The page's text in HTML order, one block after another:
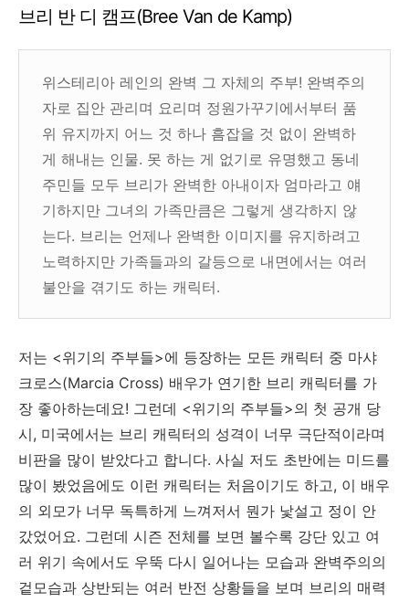
브리 반 디 캠프(Bree Van de Kamp)
위스테리아 레인의 완벽 그 자체의 주부! 완벽주의
자로 집안 관리며 요리며 정원가꾸기에서부터 품
위 유지까지 어느 것 하나 흠잡을 것 없이 완벽하
게 해내는 인물. 못 하는 게 없기로 유명했고 동네
주민들 모두 브리가 완벽한 아내이자 엄마라고 얘
기하지만 그녀의 가족만큼은 그렇게 생각하지 않
는다. 브리는 언제나 완벽한 이미지를 유지하려고
노력하지만 가족들과의 갈등으로 내면에서는 여러
불안을 겪기도 하는 캐릭터.
저는 <위기의 주부들>에 등장하는 모든 캐릭터 중 마샤
크로스(Marcia Cross) 배우가 연기한 브리 캐릭터를 가
장 좋아하는데요! 그런데 <위기의 주부들>의 첫 공개 당
시, 미국에서는 브리 캐릭터의 성격이 너무 극단적이라며
비판을 많이 받았다고 합니다. 사실 저도 초반에는 미드를
많이 봤었음에도 이런 캐릭터는 처음이기도 하고, 이 배우
의 외모가 너무 독특하게 느껴저서 뭔가 낯설고 정이 안
갔었어요. 그런데 시즌 전체를 보면 볼수록 강단 있고 여
러 위기 속에서도 우뚝 다시 일어나는 모습과 완벽주의의
겉모습과 상반되는 여러 반전 상황들을 보며 브리의 매력